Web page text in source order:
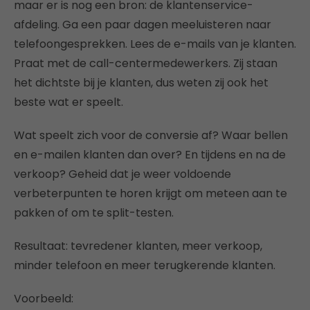
maar er is nog een bron: de klantenservice-
afdeling. Ga een paar dagen meeluisteren naar
telefoongesprekken. Lees de e-mails van je klanten.
Praat met de call-centermedewerkers. Zij staan
het dichtste bij je klanten, dus weten zij ook het
beste wat er speelt.
Wat speelt zich voor de conversie af? Waar bellen
en e-mailen klanten dan over? En tijdens en na de
verkoop? Geheid dat je weer voldoende
verbeterpunten te horen krijgt om meteen aan te
pakken of om te split-testen.
Resultaat: tevredener klanten, meer verkoop,
minder telefoon en meer terugkerende klanten.
Voorbeeld: